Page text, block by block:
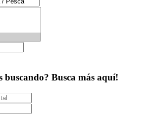
buscando? Busca más aquí!